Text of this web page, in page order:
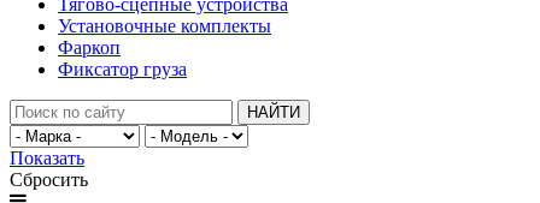
Тягово-сцепные устройства
Установочные комплекты
Фаркоп
Фиксатор груза
НАЙТИ
Показать
Сбросить